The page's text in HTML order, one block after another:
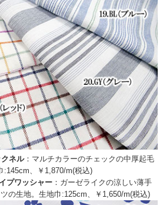
ネル： マルチカラーのチェックの中厚起毛
:145cm、￥1,870/m(税込)
プワッシャー： ガーゼライクの涼しい薄手
の生地。生地巾:125cm、￥1,650/m(税込)